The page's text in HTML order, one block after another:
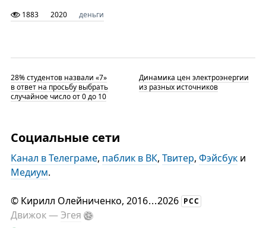
1883 2020 деньги
28% студентов назвали «7»
в ответ на просьбу выбрать
случайное число от 0 до 10
Динамика цен электроэнергии
из разных источников
Социальные сети
Канал в Телеграме, паблик в ВК, Твитер, Фэйсбуки
Медиум.
© Кирилл Олейниченко, 2016...2026 РСС
Движок —Эгея